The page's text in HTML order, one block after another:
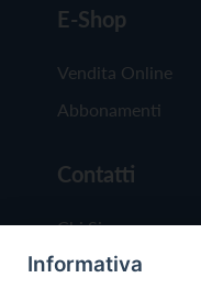
E-Shop
Vendita Online
Abbonamenti
Contatti
Chi Siamo
Redazione
Informativa